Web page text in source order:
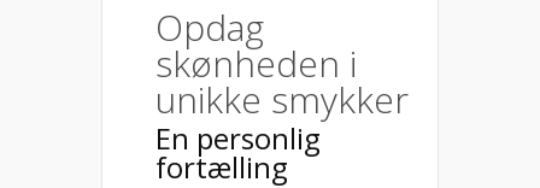
Opdag
skønheden i
unikke smykker
En personlig
fortælling